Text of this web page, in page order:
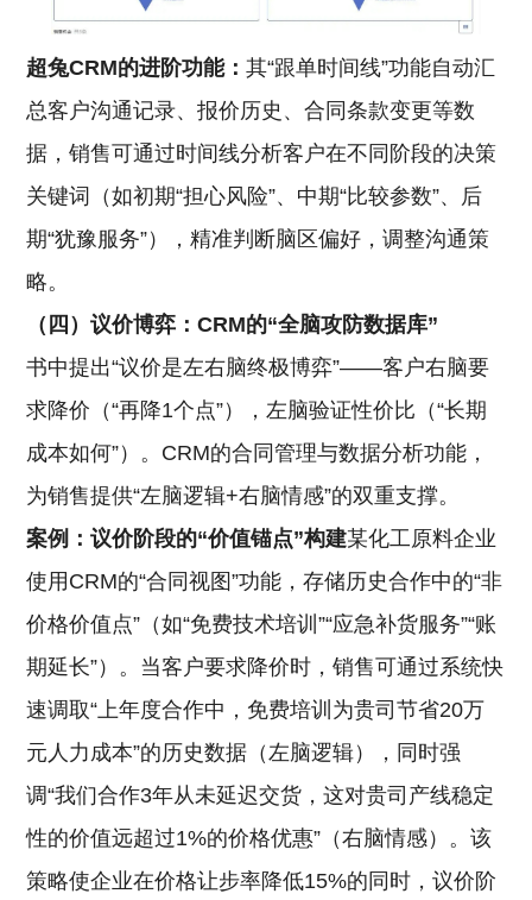
超兔CRM的进阶功能：其“跟单时间线”功能自动汇
总客户沟通记录、报价历史、合同条款变更等数
据，销售可通过时间线分析客户在不同阶段的决策
关键词（如初期“担心风险”、中期“比较参数”、后
期“犹豫服务”），精准判断脑区偏好，调整沟通策
略。
（四）议价博弈：CRM的“全脑攻防数据库”
书中提出“议价是左右脑终极博弈”——客户右脑要
求降价（“再降1个点”），左脑验证性价比（“长期
成本如何”）。CRM的合同管理与数据分析功能，
为销售提供“左脑逻辑+右脑情感”的双重支撑。
案例：议价阶段的“价值锚点”构建某化工原料企业
使用CRM的“合同视图”功能，存储历史合作中的“非
价格价值点”（如“免费技术培训”“应急补货服务”“账
期延长”）。当客户要求降价时，销售可通过系统快
速调取“上年度合作中，免费培训为贵司节省20万
元人力成本”的历史数据（左脑逻辑），同时强
调“我们合作3年从未延迟交货，这对贵司产线稳定
性的价值远超过1%的价格优惠”（右脑情感）。该
策略使企业在价格让步率降低15%的同时，议价阶